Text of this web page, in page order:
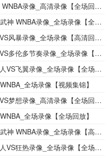
录像_高清录像【全场回放】
录像_全场录像【全场回放】
暴录像_全场录像【高清回放】
多节奏录像_全场录像【全场回放】
飞翼录像_全场录像【全场回放】
全场录像【视频集锦】
想录像_高清录像【全场回放】
全场录像【全场回放】
录像_全场录像【高清回放】
狂热录像_全场录像【全场回放】